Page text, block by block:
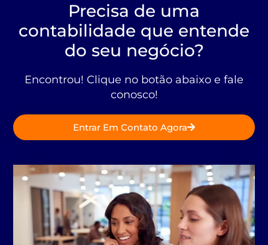
Precisa de uma
contabilidade que entende
do seu negócio?
Encontrou! Clique no botão abaixo e fale
conosco!
Entrar Em Contato Agora